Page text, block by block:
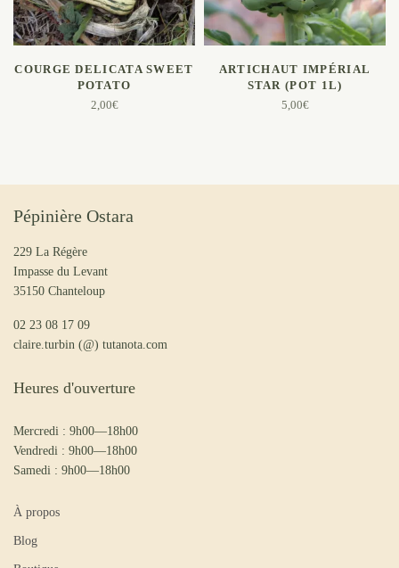
AJOUTER AU PANIER
COURGE DELICATA SWEET
POTATO
2,00€
AJOUTER AU PANIER
ARTICHAUT IMPÉRIAL
STAR (POT 1L)
5,00€
Pépinière Ostara
229 La Régère
Impasse du Levant
35150 Chanteloup
02 23 08 17 09
claire.turbin (@) tutanota.com
Heures d'ouverture
Mercredi : 9h00—18h00
Vendredi : 9h00—18h00
Samedi : 9h00—18h00
À propos
Blog